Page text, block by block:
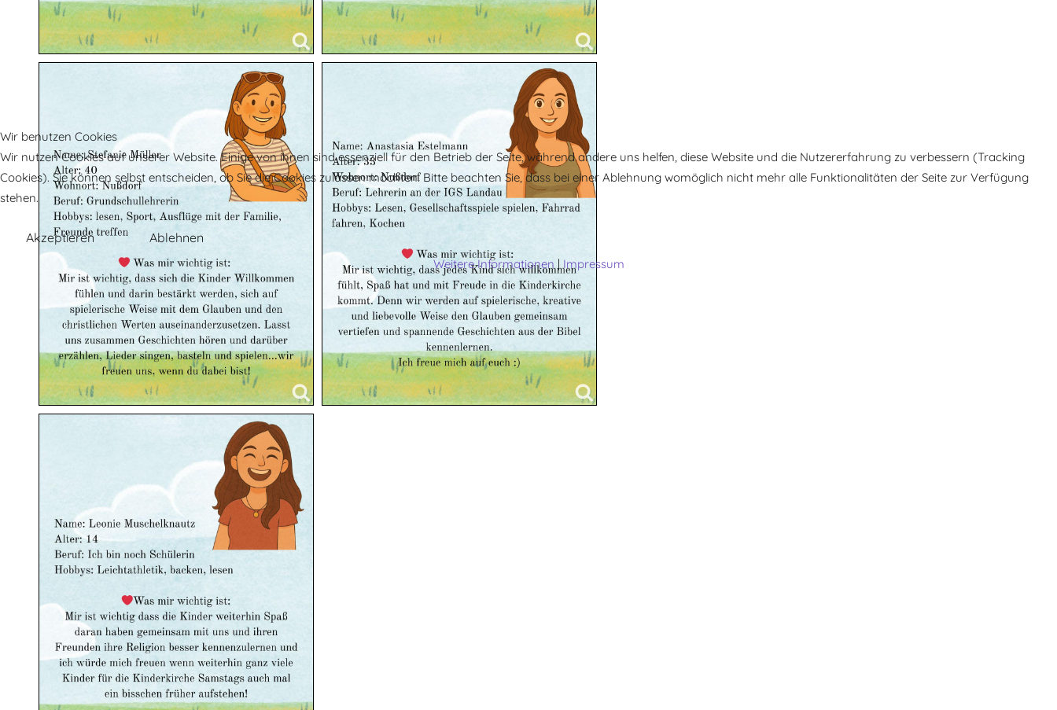
Wir benutzen Cookies
Wir nutzen Cookies auf unserer Website. Einige von ihnen sind essenziell für den Betrieb der Seite, während andere uns helfen, diese Website und die Nutzererfahrung zu verbessern (Tracking
Cookies). Sie können selbst entscheiden, ob Sie die Cookies zulassen möchten. Bitte beachten Sie, dass bei einer Ablehnung womöglich nicht mehr alle Funktionalitäten der Seite zur Verfügung
stehen.
Akzeptieren Ablehnen
Weitere Informationen | Impressum